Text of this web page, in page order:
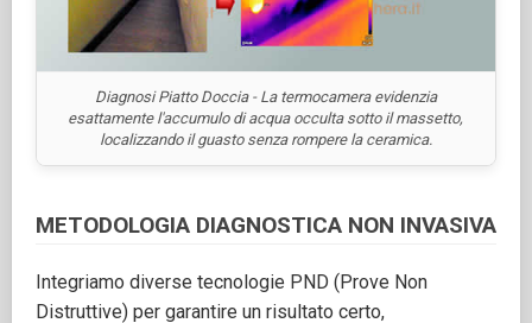
Diagnosi Piatto Doccia - La termocamera evidenzia
esattamente l'accumulo di acqua occulta sotto il massetto,
localizzando il guasto senza rompere la ceramica.
METODOLOGIA DIAGNOSTICA NON INVASIVA
Integriamo diverse tecnologie PND (Prove Non
Distruttive) per garantire un risultato certo,